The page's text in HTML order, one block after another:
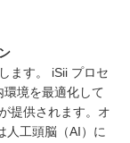
ます。 iSii プロセ
環境を最適化して
提供されます。オ
人工頭脳（AI）に